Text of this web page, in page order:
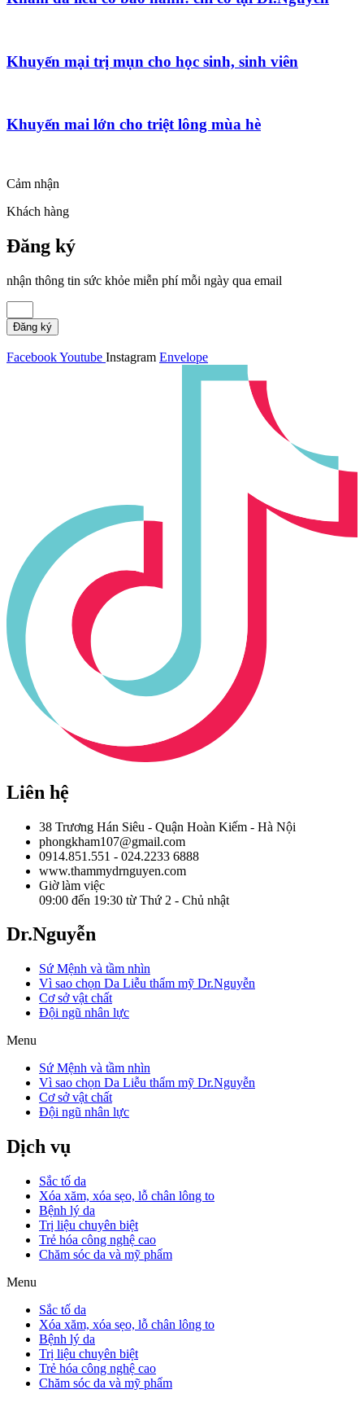
Khuyến mại trị mụn cho học sinh, sinh viên
Khuyến mai lớn cho triệt lông mùa hè
Cảm nhận
Khách hàng
Đăng ký
nhận thông tin sức khỏe miễn phí mỗi ngày qua email
Đăng ký
FacebookYoutube Instagram Envelope
Liên hệ
38 Trương Hán Siêu - Quận Hoàn Kiếm - Hà Nội
phongkham107@gmail.com
0914.851.551 - 024.2233 6888
www.thammydrnguyen.com
Giờ làm việc
09:00 đến 19:30 từ Thứ 2 - Chủ nhật
Dr.Nguyễn
Sứ Mệnh và tầm nhìn
Vì sao chọn Da Liễu thẩm mỹ Dr.Nguyễn
Cơ sở vật chất
Đội ngũ nhân lực
Menu
Sứ Mệnh và tầm nhìn
Vì sao chọn Da Liễu thẩm mỹ Dr.Nguyễn
Cơ sở vật chất
Đội ngũ nhân lực
Dịch vụ
Sắc tố da
Xóa xăm, xóa sẹo, lỗ chân lông to
Bệnh lý da
Trị liệu chuyên biệt
Trẻ hóa công nghệ cao
Chăm sóc da và mỹ phẩm
Menu
Sắc tố da
Xóa xăm, xóa sẹo, lỗ chân lông to
Bệnh lý da
Trị liệu chuyên biệt
Trẻ hóa công nghệ cao
Chăm sóc da và mỹ phẩm